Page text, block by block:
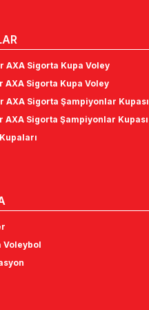
AXA Sigorta Kupa Voley
AXA Sigorta Kupa Voley
AXA Sigorta Şampiyonlar Kupası
AXA Sigorta Şampiyonlar Kupası
Voleybol